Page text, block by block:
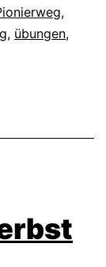
,
, übungen,